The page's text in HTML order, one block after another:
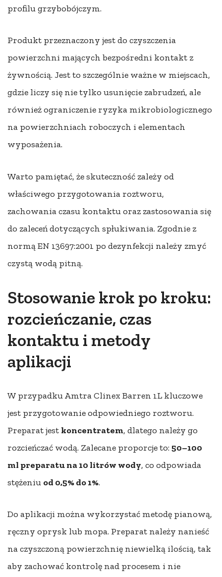
profilu grzybobójczym.
Produkt przeznaczony jest do czyszczenia
powierzchni mających bezpośredni kontakt z
żywnością. Jest to szczególnie ważne w miejscach,
gdzie liczy się nie tylko usunięcie zabrudzeń, ale
również ograniczenie ryzyka mikrobiologicznego
na powierzchniach roboczych i elementach
wyposażenia.
Warto pamiętać, że skuteczność zależy od
właściwego przygotowania roztworu,
zachowania czasu kontaktu oraz zastosowania się
do zaleceń dotyczących spłukiwania. Zgodnie z
normą EN 13697:2001 po dezynfekcji należy zmyć
czystą wodą pitną.
Stosowanie krok po kroku:
rozcieńczanie, czas
kontaktu i metody
aplikacji
W przypadku Amtra Clinex Barren 1L kluczowe
jest przygotowanie odpowiedniego roztworu.
Preparat jest koncentratem, dlatego należy go
rozcieńczać wodą. Zalecane proporcje to: 50–100
ml preparatu na 10 litrów wody, co odpowiada
stężeniu od 0,5% do 1%.
Do aplikacji można wykorzystać metodę pianową,
ręczny oprysk lub mopa. Preparat należy nanieść
na czyszczoną powierzchnię niewielką ilością, tak
aby zachować kontrolę nad procesem i nie